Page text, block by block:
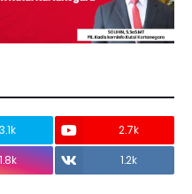
3.1k
2.7k
1.2k